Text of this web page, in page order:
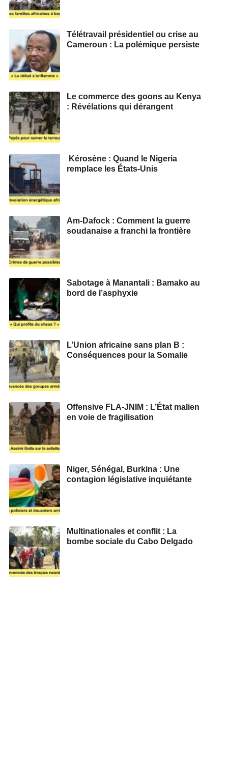
Télétravail présidentiel ou crise au
Cameroun : La polémique persiste
Le commerce des goons au Kenya
: Révélations qui dérangent
Kérosène : Quand le Nigeria
remplace les États-Unis
Am-Dafock : Comment la guerre
soudanaise a franchi la frontière
Sabotage à Manantali : Bamako au
bord de l’asphyxie
L’Union africaine sans plan B :
Conséquences pour la Somalie
Offensive FLA-JNIM : L’État malien
en voie de fragilisation
Niger, Sénégal, Burkina : Une
contagion législative inquiétante
Multinationales et conflit : La
bombe sociale du Cabo Delgado